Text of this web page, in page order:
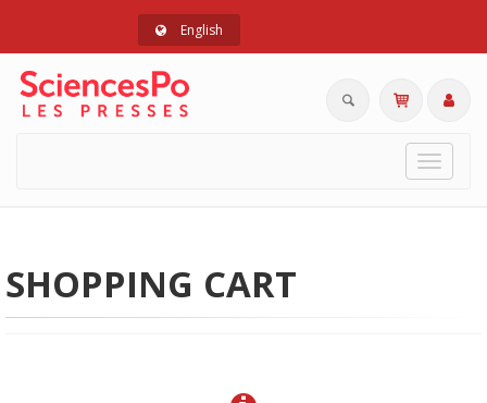
English
Toggle
SHOPPING CART